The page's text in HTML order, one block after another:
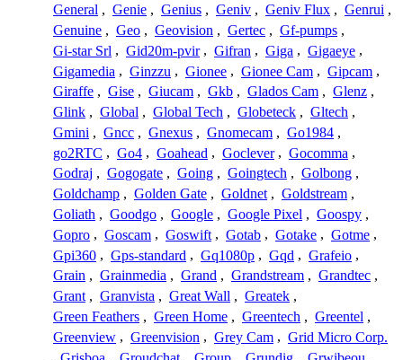
General , Genie , Genius , Geniv , Geniv Flux , Genrui ,
Genuine , Geo , Geovision , Gertec , Gf-pumps ,
Gi-star Srl , Gid20m-pvir , Gifran , Giga , Gigaeye ,
Gigamedia , Ginzzu , Gionee , Gionee Cam , Gipcam ,
Giraffe , Gise , Giucam , Gkb , Glados Cam , Glenz ,
Glink , Global , Global Tech , Globeteck , Gltech ,
Gmini , Gncc , Gnexus , Gnomecam , Go1984 ,
go2RTC , Go4 , Goahead , Goclever , Gocomma ,
Godraj , Gogogate , Going , Goingtech , Golbong ,
Goldchamp , Golden Gate , Goldnet , Goldstream ,
Goliath , Goodgo , Google , Google Pixel , Goospy ,
Gopro , Goscam , Goswift , Gotab , Gotake , Gotme ,
Gpi360 , Gps-standard , Gq1080p , Gqd , Grafeio ,
Grain , Grainmedia , Grand , Grandstream , Grandtec ,
Grant , Granvista , Great Wall , Greatek ,
Green Feathers , Green Home , Greentech , Greentel ,
Greenview , Greenvision , Grey Cam , Grid Micro Corp.